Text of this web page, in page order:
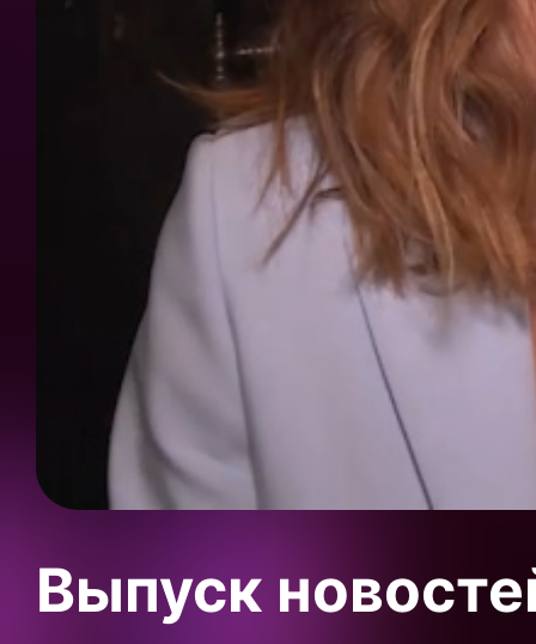
Выпуск